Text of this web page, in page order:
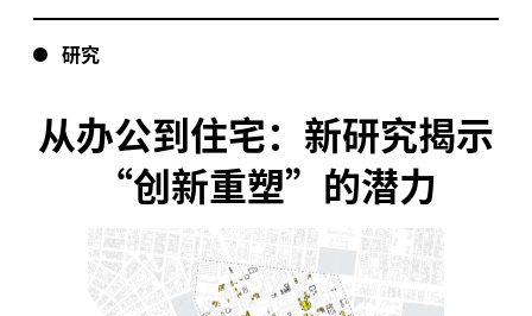
研究
从办公到住宅：新研究揭示
“创新重塑”的潜力